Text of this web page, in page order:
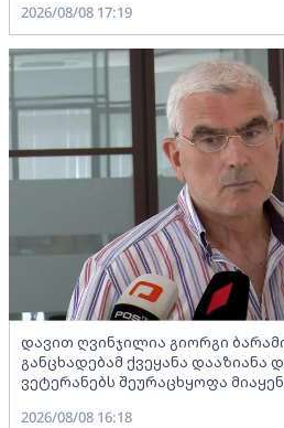
2026/08/08 17:19
დავით ღვინჯილია გიორგი
განცხადებამ ქვეყანა დააზიანა
ვეტერანებს შეურაცხყოფა
2026/08/08 16:18